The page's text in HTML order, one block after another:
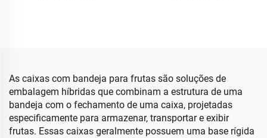
As caixas com bandeja para frutas são soluções de
embalagem híbridas que combinam a estrutura de uma
bandeja com o fechamento de uma caixa, projetadas
especificamente para armazenar, transportar e exibir
frutas. Essas caixas geralmente possuem uma base rígida